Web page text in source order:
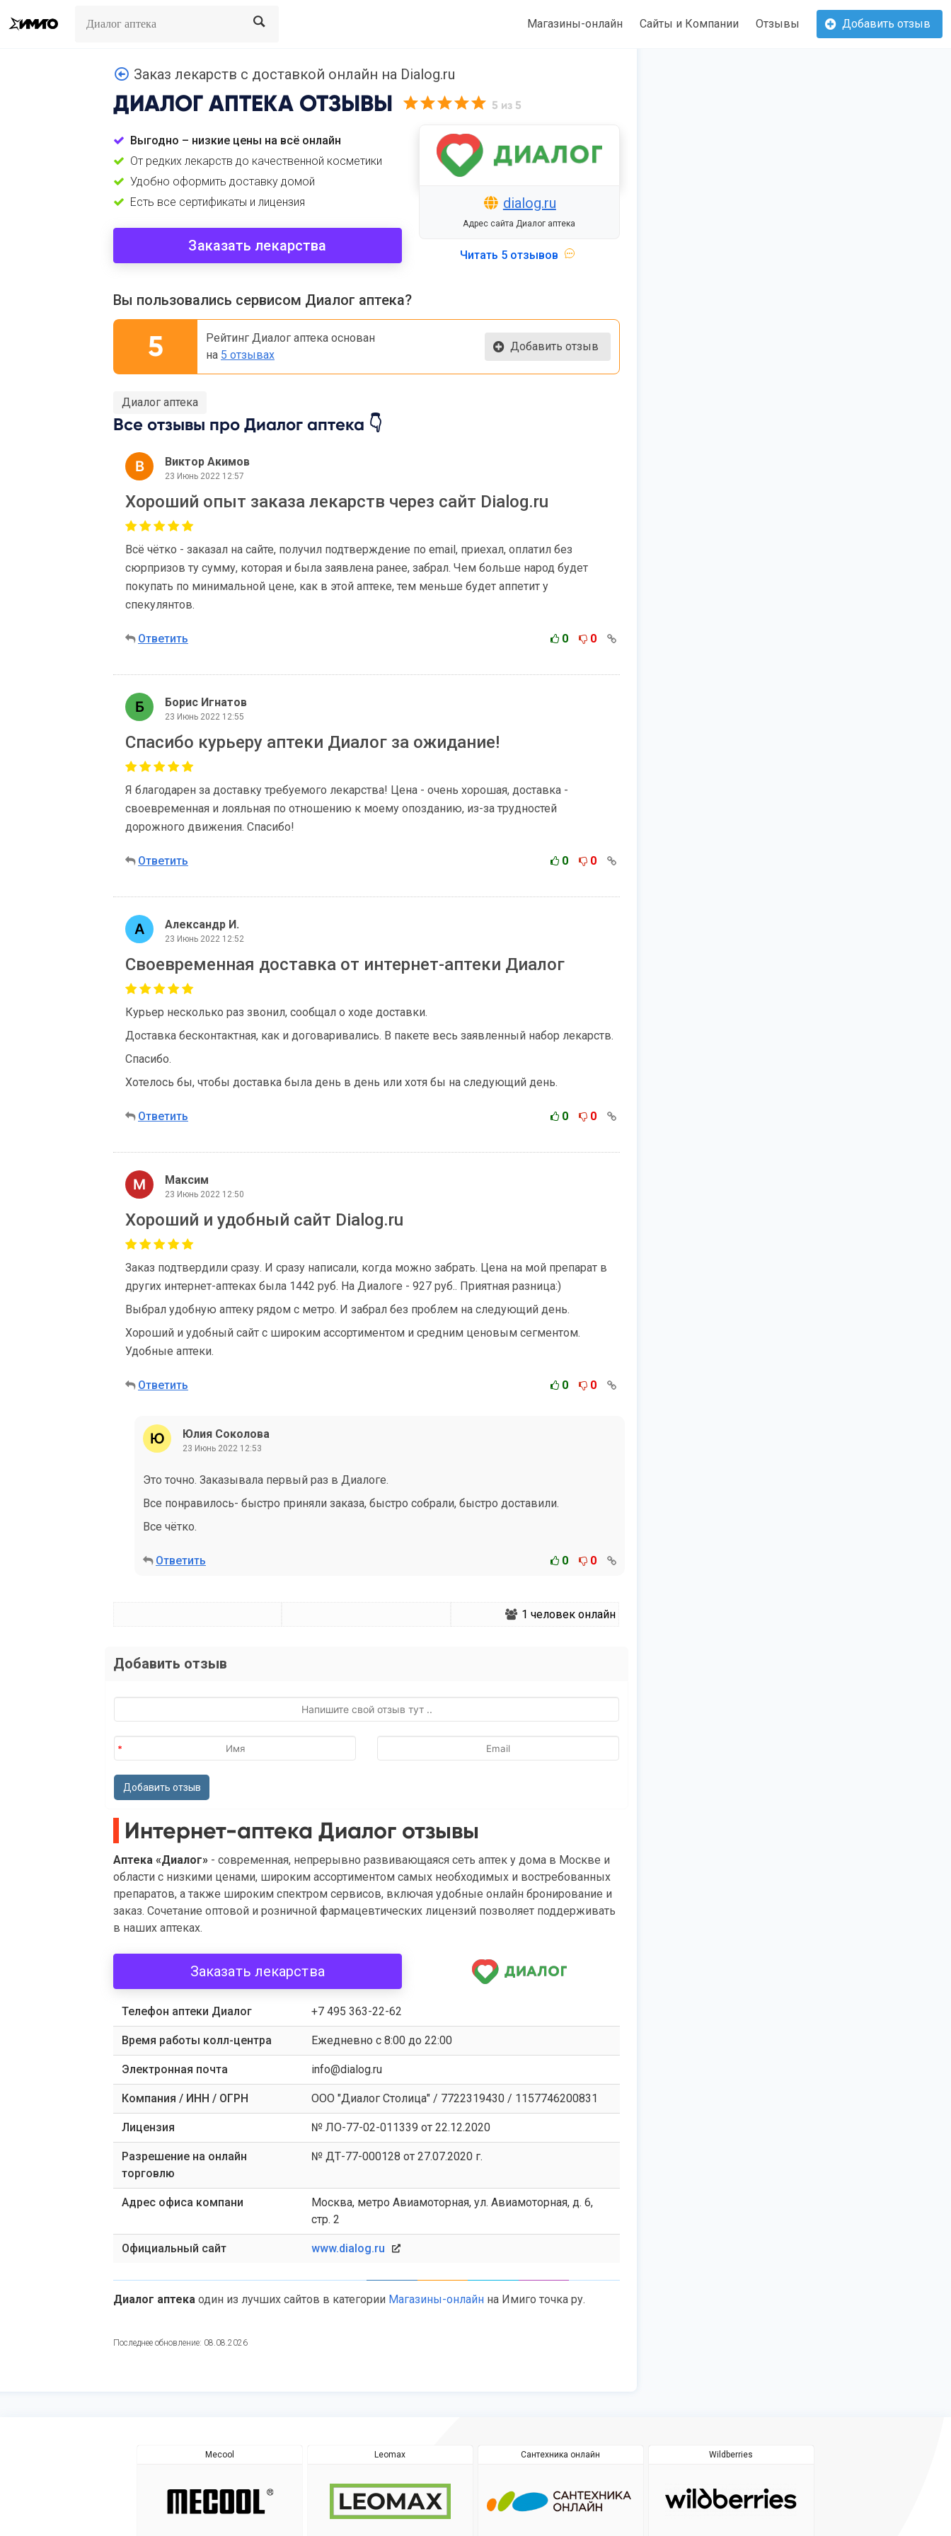
Search Магазины-онлайн Сайты и Компании Отзывы Добавить отзыв
Заказ лекарств с доставкой онлайн на Dialog.ru
ДИАЛОГ АПТЕКА ОТЗЫВЫ 5 из 5
Выгодно – низкие цены на всё онлайн
От редких лекарств до качественной косметики
Удобно оформить доставку домой
Есть все сертификаты и лицензия
Заказать лекарства
dialog.ru
Адрес сайта Диалог аптека
Читать 5 отзывов
Вы пользовались сервисом Диалог аптека?
5
Рейтинг Диалог аптека основан
на 5 отзывах
Добавить отзыв
Диалог аптека
Все отзывы про Диалог аптека 👇
Виктор Акимов
23 Июнь 2022 12:57
Хороший опыт заказа лекарств через сайт Dialog.ru
Всё чётко - заказал на сайте, получил подтверждение по email, приехал, оплатил без
сюрпризов ту сумму, которая и была заявлена ранее, забрал. Чем больше народ будет
покупать по минимальной цене, как в этой аптеке, тем меньше будет аппетит у
спекулянтов.
Ответить 0 0
Борис Игнатов
23 Июнь 2022 12:55
Спасибо курьеру аптеки Диалог за ожидание!
Я благодарен за доставку требуемого лекарства! Цена - очень хорошая, доставка -
своевременная и лояльная по отношению к моему опозданию, из-за трудностей
дорожного движения. Спасибо!
Ответить 0 0
Александр И.
23 Июнь 2022 12:52
Своевременная доставка от интернет-аптеки Диалог
Курьер несколько раз звонил, сообщал о ходе доставки.
Доставка бесконтактная, как и договаривались. В пакете весь заявленный набор лекарств.
Спасибо.
Хотелось бы, чтобы доставка была день в день или хотя бы на следующий день.
Ответить 0 0
Максим
23 Июнь 2022 12:50
Хороший и удобный сайт Dialog.ru
Заказ подтвердили сразу. И сразу написали, когда можно забрать. Цена на мой препарат в
других интернет-аптеках была 1442 руб. На Диалоге - 927 руб.. Приятная разница:)
Выбрал удобную аптеку рядом с метро. И забрал без проблем на следующий день.
Хороший и удобный сайт с широким ассортиментом и средним ценовым сегментом.
Удобные аптеки.
Ответить 0 0
Юлия Соколова
23 Июнь 2022 12:53
Это точно. Заказывала первый раз в Диалоге.
Все понравилось- быстро приняли заказа, быстро собрали, быстро доставили.
Все чётко.
Ответить 0 0
1 человек онлайн
Добавить отзыв
Интернет-аптека Диалог отзывы
Аптека «Диалог» - современная, непрерывно развивающаяся сеть аптек у дома в Москве и
области с низкими ценами, широким ассортиментом самых необходимых и востребованных
препаратов, а также широким спектром сервисов, включая удобные онлайн бронирование и
заказ. Сочетание оптовой и розничной фармацевтических лицензий позволяет поддерживать
в наших аптеках.
Заказать лекарства
Телефон аптеки Диалог +7 495 363-22-62
Время работы колл-центра Eжедневно с 8:00 до 22:00
Электронная почта info@dialog.ru
Компания / ИНН / ОГРН ООО "Диалог Столица" / 7722319430 / 1157746200831
Лицензия № ЛО-77-02-011339 от 22.12.2020
Разрешение на онлайн
торговлю
№ ДТ-77-000128 от 27.07.2020 г.
Адрес офиса компани
Москва, метро Авиамоторная, ул. Авиамоторная, д. 6,
стр. 2
Официальный сайт www.dialog.ru
Диалог аптека один из лучших сайтов в категории Магазины-онлайн на Имиго точка ру.
Последнее обновление: 08.08.2026
Mecool Leomax Сантехника онлайн Wildberries